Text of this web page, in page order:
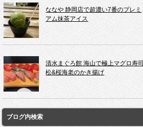
ななや 静岡店で超濃い7番のプレミ
アム抹茶アイス
清水まぐろ館 海山で極上マグロ寿司
松&桜海老のかき揚げ
ブログ内検索